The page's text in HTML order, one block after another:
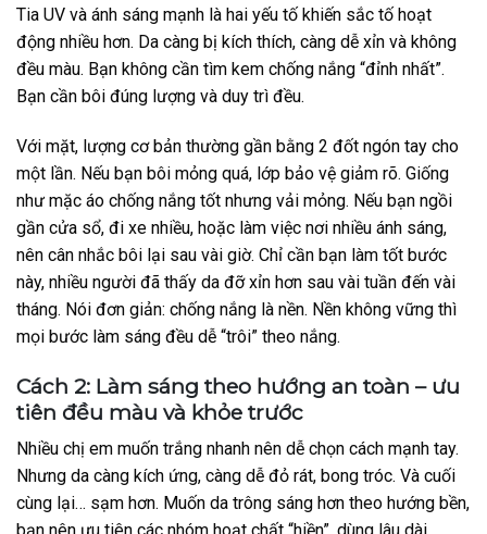
Tia UV và ánh sáng mạnh là hai yếu tố khiến sắc tố hoạt
động nhiều hơn. Da càng bị kích thích, càng dễ xỉn và không
đều màu. Bạn không cần tìm kem chống nắng “đỉnh nhất”.
Bạn cần bôi đúng lượng và duy trì đều.
Với mặt, lượng cơ bản thường gần bằng 2 đốt ngón tay cho
một lần. Nếu bạn bôi mỏng quá, lớp bảo vệ giảm rõ. Giống
như mặc áo chống nắng tốt nhưng vải mỏng. Nếu bạn ngồi
gần cửa sổ, đi xe nhiều, hoặc làm việc nơi nhiều ánh sáng,
nên cân nhắc bôi lại sau vài giờ. Chỉ cần bạn làm tốt bước
này, nhiều người đã thấy da đỡ xỉn hơn sau vài tuần đến vài
tháng. Nói đơn giản: chống nắng là nền. Nền không vững thì
mọi bước làm sáng đều dễ “trôi” theo nắng.
Cách 2: Làm sáng theo hướng an toàn – ưu
tiên đều màu và khỏe trước
Nhiều chị em muốn trắng nhanh nên dễ chọn cách mạnh tay.
Nhưng da càng kích ứng, càng dễ đỏ rát, bong tróc. Và cuối
cùng lại… sạm hơn. Muốn da trông sáng hơn theo hướng bền,